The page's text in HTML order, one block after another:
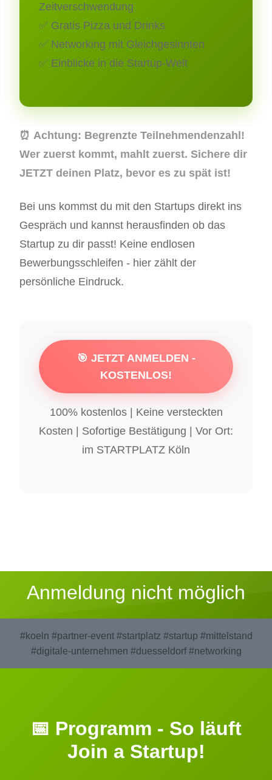
Zeitverschwendung
✅ Gratis Pizza und Drinks
✅ Networking mit Gleichgesinnten
✅ Einblicke in die Startup-Welt
⏰ Achtung: Begrenzte Teilnehmendenzahl!
Wer zuerst kommt, mahlt zuerst. Sichere dir
JETZT deinen Platz, bevor es zu spät ist!
Bei uns kommst du mit den Startups direkt ins
Gespräch und kannst herausfinden ob das
Startup zu dir passt! Keine endlosen
Bewerbungsschleifen - hier zählt der
persönliche Eindruck.
🎯 JETZT ANMELDEN -
KOSTENLOS!
100% kostenlos | Keine versteckten
Kosten | Sofortige Bestätigung | Vor Ort:
im STARTPLATZ Köln
Anmeldung nicht möglich
#koeln #partner-event #startplatz #startup #mittelstand
#digitale-unternehmen #duesseldorf #networking
📅 Programm - So läuft
Join a Startup!